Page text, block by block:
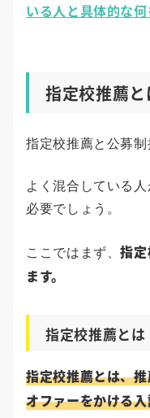
いる人と具体的な
指定校推薦と
指定校推薦と公募制
よく混合している
必要でしょう。
ここではまず、指
ます。
指定校推薦とは
指定校推薦とは、
オファーをかける